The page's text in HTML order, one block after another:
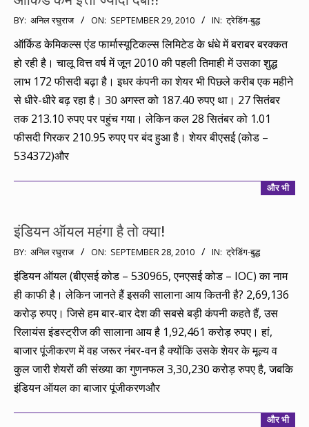
2010-
09-
29
BY: अनिल रघुराज ON: SEPTEMBER 29, 2010 IN: ट्रेडिंग-बुद्ध
ऑर्किड केमिकल्स एंड फार्मास्यूटिकल्स लिमिटेड के धंधे में बराबर बरक्कत
हो रही है। चालू वित्त वर्ष में जून 2010 की पहली तिमाही में उसका शुद्ध
लाभ 172 फीसदी बढ़ा है। इधर कंपनी का शेयर भी पिछले करीब एक महीने
से धीरे-धीरे बढ़ रहा है। 30 अगस्त को 187.40 रुपए था। 27 सितंबर
तक 213.10 रुपए पर पहुंच गया। लेकिन कल 28 सितंबर को 1.01
फीसदी गिरकर 210.95 रुपए पर बंद हुआ है। शेयर बीएसई (कोड –
534372)और
और भी
इंडियन ऑयल महंगा है तो क्या!
2010-
09-
28
BY: अनिल रघुराज ON: SEPTEMBER 28, 2010 IN: ट्रेडिंग-बुद्ध
इंडियन ऑयल (बीएसई कोड – 530965, एनएसई कोड – IOC) का नाम
ही काफी है। लेकिन जानते हैं इसकी सालाना आय कितनी है? 2,69,136
करोड़ रुपए। जिसे हम बार-बार देश की सबसे बड़ी कंपनी कहते हैं, उस
रिलायंस इंडस्ट्रीज की सालाना आय है 1,92,461 करोड़ रुपए। हां,
बाजार पूंजीकरण में वह जरूर नंबर-वन है क्योंकि उसके शेयर के मूल्य व
कुल जारी शेयरों की संख्या का गुणनफल 3,30,230 करोड़ रुपए है, जबकि
इंडियन ऑयल का बाजार पूंजीकरणऔर
और भी